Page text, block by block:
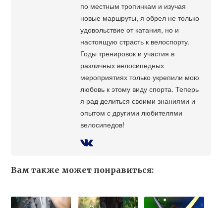
по местным тропинкам и изучая
новые маршруты, я обрел не только
удовольствие от катания, но и
настоящую страсть к велоспорту.
Годы тренировок и участия в
различных велосипедных
мероприятиях только укрепили мою
любовь к этому виду спорта. Теперь
я рад делиться своими знаниями и
опытом с другими любителями
велосипедов!
Вам также может понравиться: